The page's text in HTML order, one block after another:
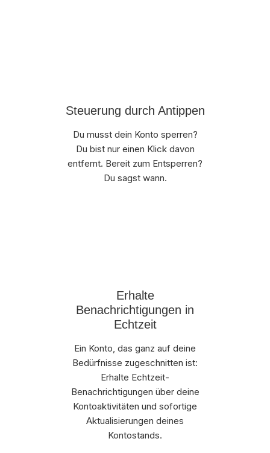
Steuerung durch Antippen
Du musst dein Konto sperren?
Du bist nur einen Klick davon
entfernt. Bereit zum Entsperren?
Du sagst wann.
Erhalte
Benachrichtigungen in
Echtzeit
Ein Konto, das ganz auf deine
Bedürfnisse zugeschnitten ist:
Erhalte Echtzeit-
Benachrichtigungen über deine
Kontoaktivitäten und sofortige
Aktualisierungen deines
Kontostands.